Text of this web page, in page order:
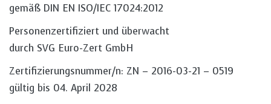
gemäß DIN EN ISO/IEC 17024:2012
Personenzertifiziert und überwacht
durch SVG Euro-Zert GmbH
Zertifizierungsnummer/n: ZN – 2016-03-21 – 0519
gültig bis 04. April 2028